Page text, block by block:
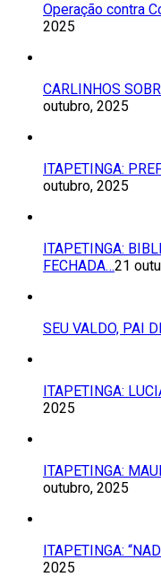
Operação contra
2025
CARLINHOS
outubro, 2025
ITAPETINGA:
outubro, 2025
ITAPETINGA:
FECHADA…21
SEU VALDO, PAI
ITAPETINGA:
2025
ITAPETINGA:
outubro, 2025
ITAPETINGA:
2025